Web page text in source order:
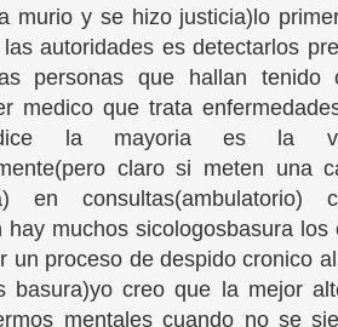
murio y se hizo justicia)lo
autoridades es detectarlos
personas que hallan tenido
medico que trata
la mayoria es la
claro si meten una
en consultas(ambulatorio)
hay muchos sicologosbasura los
un proceso de despido cronico
basura)yo creo que la mejor
mentales cuando no se